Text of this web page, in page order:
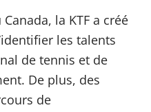
la KTF a créé
les talents
de tennis et de
De plus, des
de